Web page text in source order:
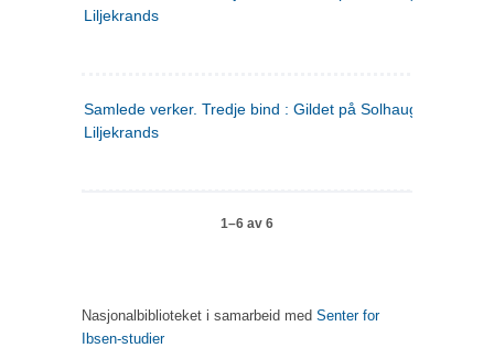
Liljekrands
Samlede verker. Tredje bind : Gildet på Solhaug ; Olaf
Liljekrands
1–6 av 6
Nasjonalbiblioteket i samarbeid med Senter for
Ibsen-studier